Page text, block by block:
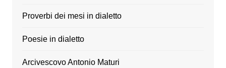
Proverbi dei mesi in dialetto
Poesie in dialetto
Arcivescovo Antonio Maturi